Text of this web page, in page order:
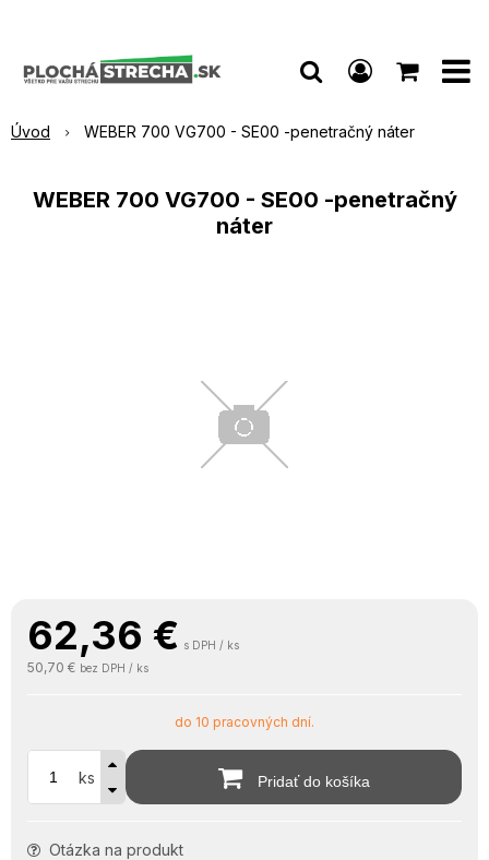
Úvod WEBER 700 VG700 - SE00 -penetračný náter
WEBER 700 VG700 - SE00 -penetračný
náter
62,36 € s DPH / ks
50,70 € bez DPH / ks
do 10 pracovných dní.
ks Pridať do košíka
Otázka na produkt